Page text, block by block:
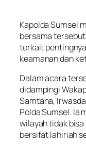
Kapolda Sumsel
bersama
terkait
keamanan dan
Dalam acara
didampingi
Samtana,
Polda Sumsel. Ia
wilayah tidak
bersifat lahiriah